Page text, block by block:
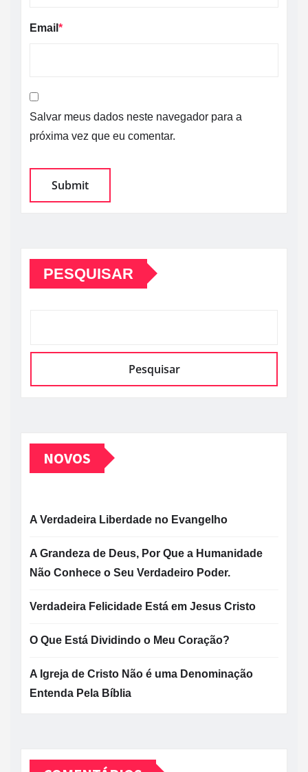
Email *
Salvar meus dados neste navegador para a
próxima vez que eu comentar.
PESQUISAR
Pesquisar
NOVOS
A Verdadeira Liberdade no Evangelho
A Grandeza de Deus, Por Que a Humanidade
Não Conhece o Seu Verdadeiro Poder.
Verdadeira Felicidade Está em Jesus Cristo
O Que Está Dividindo o Meu Coração?
A Igreja de Cristo Não é uma Denominação
Entenda Pela Bíblia